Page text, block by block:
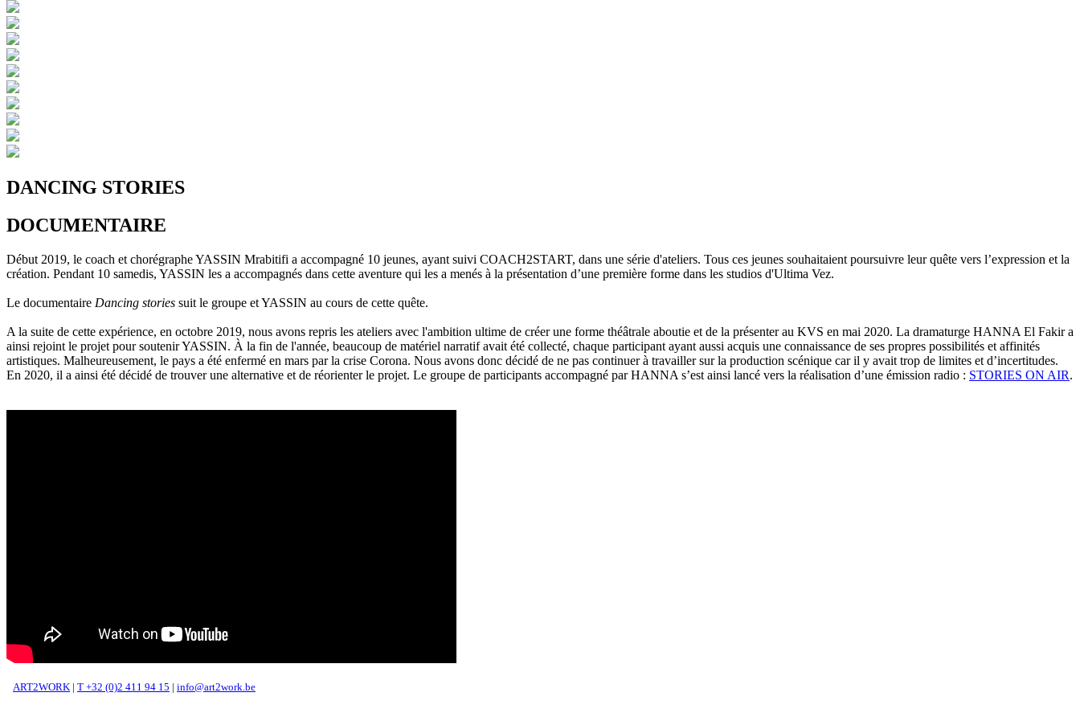
DANCING STORIES
DOCUMENTAIRE
Début 2019, le coach et chorégraphe YASSIN Mrabitifi a accompagné 10 jeunes, ayant suivi COACH2START, dans une série d'ateliers. Tous ces jeunes souhaitaient poursuivre leur quête vers l’expression et la
création. Pendant 10 samedis, YASSIN les a accompagnés dans cette aventure qui les a menés à la présentation d’une première forme dans les studios d'Ultima Vez.
Le documentaire Dancing stories suit le groupe et YASSIN au cours de cette quête.
A la suite de cette expérience, en octobre 2019, nous avons repris les ateliers avec l'ambition ultime de créer une forme théâtrale aboutie et de la présenter au KVS en mai 2020. La dramaturge HANNA El Fakir a
ainsi rejoint le projet pour soutenir YASSIN. À la fin de l'année, beaucoup de matériel narratif avait été collecté, chaque participant ayant aussi acquis une connaissance de ses propres possibilités et affinités
artistiques. Malheureusement, le pays a été enfermé en mars par la crise Corona. Nous avons donc décidé de ne pas continuer à travailler sur la production scénique car il y avait trop de limites et d’incertitudes.
En 2020, il a ainsi été décidé de trouver une alternative et de réorienter le projet. Le groupe de participants accompagné par HANNA s’est ainsi lancé vers la réalisation d’une émission radio : STORIES ON AIR.
ART2WORK | T +32 (0)2 411 94 15 | info@art2work.be